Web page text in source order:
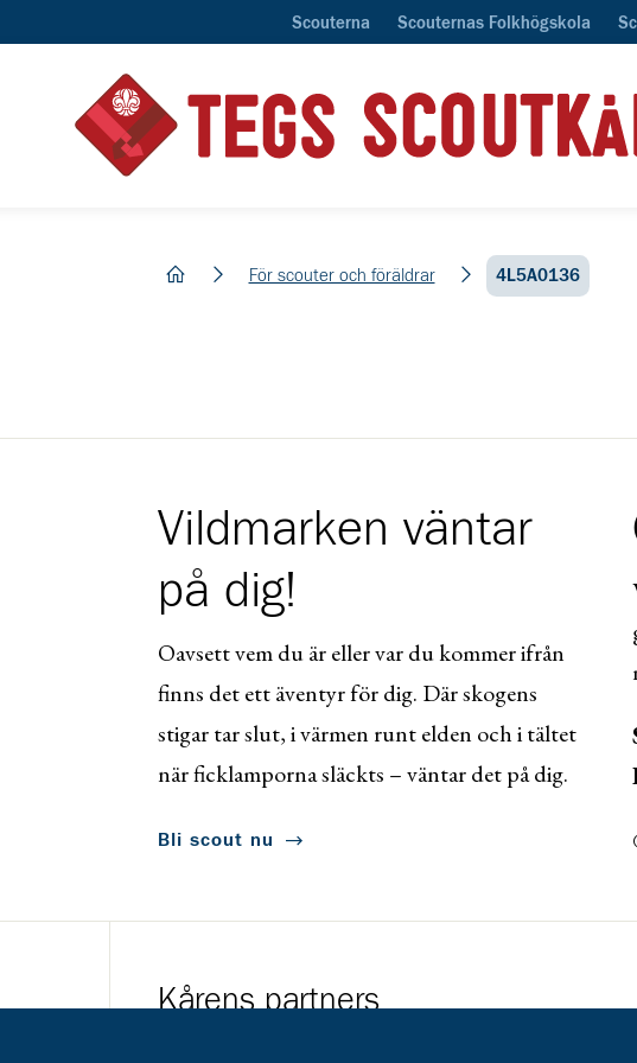
Scouterna Scouternas Folkhögskola
hem För scouter och föräldrar 4L5A0136
Vildmarken väntar
på dig!
Oavsett vem du är eller var du kommer ifrån
finns det ett äventyr för dig. Där skogens
stigar tar slut, i värmen runt elden och i tältet
när ficklamporna släckts – väntar det på dig.
Bli scout nu
Kårens partners